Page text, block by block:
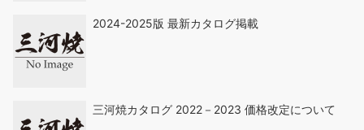
2024-2025版 最新カタログ掲載
三河焼カタログ 2022－2023 価格改定について